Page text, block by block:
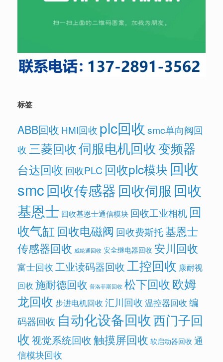
标签
ABB回收 HMI回收 plc回收 smc单向阀回
收三菱回收伺服电机回收变频器
台达回收 回收PLC 回收plc模块 回收
smc回收传感器回收伺服 回收
基恩士 回收基恩士通信模块 回收工业相机 回
收气缸 回收电磁阀 回收费斯托基恩士
传感器回收 威纶通回收 安全继电器回收 安川回收
富士回收工业读码器回收工控回收 康耐视
回收 施耐德回收 普洛菲斯回收 松下回收欧姆
龙回收 步进电机回收 汇川回收 温控器回收 编
码器回收 自动化设备回收西门子回
收视觉系统回收触摸屏回收 软启动器回收 通
信模块回收